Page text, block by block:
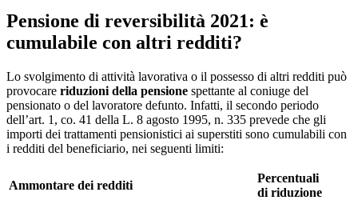
Pensione di reversibilità 2021: è
cumulabile con altri redditi?
Lo svolgimento di attività lavorativa o il possesso di altri redditi può
provocare riduzioni della pensione spettante al coniuge del
pensionato o del lavoratore defunto. Infatti, il secondo periodo
dell’art. 1, co. 41 della L. 8 agosto 1995, n. 335 prevede che gli
importi dei trattamenti pensionistici ai superstiti sono cumulabili con
i redditi del beneficiario, nei seguenti limiti:
Ammontare dei redditi
Percentuali
di riduzione